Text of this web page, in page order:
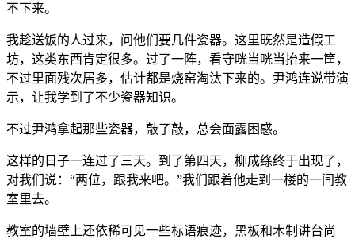
不下来。
我趁送饭的人过来，问他们要几件瓷器。这里既然是造假工
坊，这类东西肯定很多。过了一阵，看守咣当咣当抬来一筐，
不过里面残次居多，估计都是烧窑淘汰下来的。尹鸿连说带演
示，让我学到了不少瓷器知识。
不过尹鸿拿起那些瓷器，敲了敲，总会面露困惑。
这样的日子一连过了三天。到了第四天，柳成绦终于出现了，
对我们说：“两位，跟我来吧。”我们跟着他走到一楼的一间教
室里去。
教室的墙壁上还依稀可见一些标语痕迹，黑板和木制讲台尚